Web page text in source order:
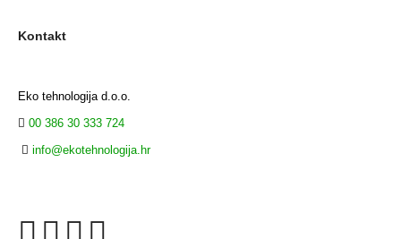
Kontakt
Eko tehnologija d.o.o.
00 386 30 333 724
info@ekotehnologija.hr